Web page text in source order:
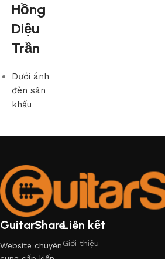
Hồng
Diệu
Trần
Dưới ánh
đèn sân
khấu
GuitarShare
Website chuyên
Liên kết
Giới thiệu